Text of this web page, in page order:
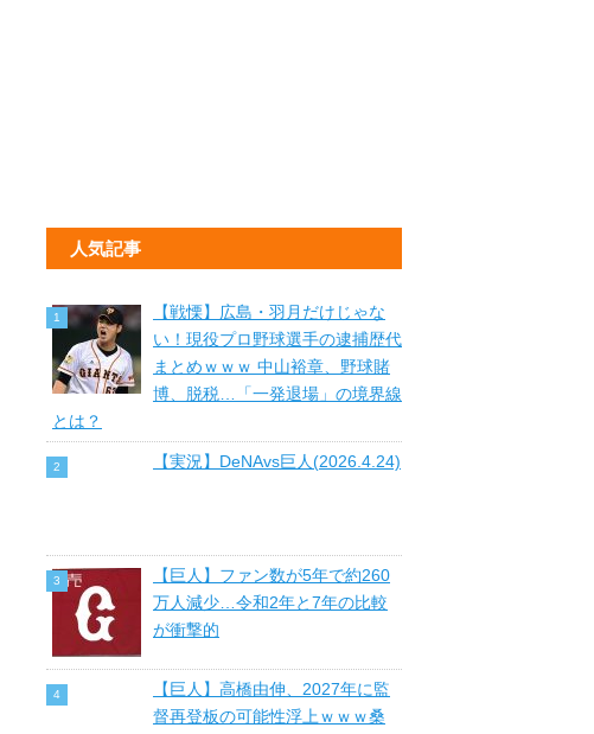
人気記事
【戦慄】広島・羽月だけじゃな
い！現役プロ野球選手の逮捕歴代
まとめｗｗｗ 中山裕章、野球賭
博、脱税…「一発退場」の境界線
とは？
【実況】DeNAvs巨人(2026.4.24)
【巨人】ファン数が5年で約260
万人減少…令和2年と7年の比較
が衝撃的
【巨人】高橋由伸、2027年に監
督再登板の可能性浮上ｗｗｗ桑